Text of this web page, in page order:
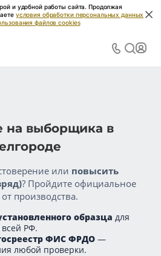
и удобной работы сайта. Продолжая
условия обработки персональных данных
файлов cookies
на выборщика в
или повысить
? Пройдите официальное
производства.
образца для
РФ.
ФИС ФРДО —
любой проверки.